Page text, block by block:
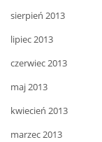
sierpień 2013
lipiec 2013
czerwiec 2013
maj 2013
kwiecień 2013
marzec 2013